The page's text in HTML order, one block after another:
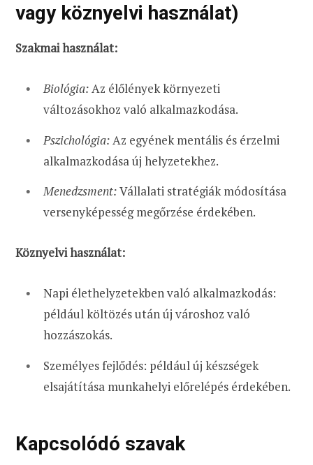
vagy köznyelvi használat)
Szakmai használat:
Biológia:Az élőlények környezeti
változásokhoz való alkalmazkodása.
Pszichológia:Az egyének mentális és érzelmi
alkalmazkodása új helyzetekhez.
Menedzsment:Vállalati stratégiák módosítása
versenyképesség megőrzése érdekében.
Köznyelvi használat:
Napi élethelyzetekben való alkalmazkodás:
például költözés után új városhoz való
hozzászokás.
Személyes fejlődés: például új készségek
elsajátítása munkahelyi előrelépés érdekében.
Kapcsolódó szavak